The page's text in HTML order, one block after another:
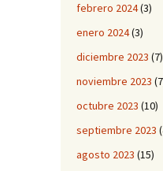
febrero 2024(3)
enero 2024(3)
diciembre 2023 (7)
noviembre 2023
octubre 2023 (10)
septiembre 2023
agosto 2023 (15)